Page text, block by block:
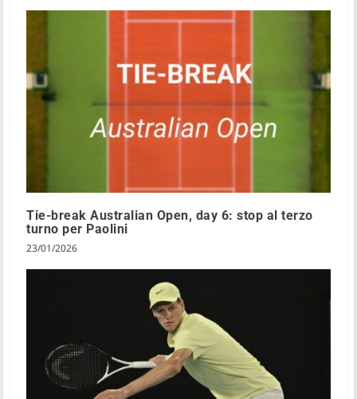
Tie-break Australian Open, day 6: stop al terzo
turno per Paolini
23/01/2026